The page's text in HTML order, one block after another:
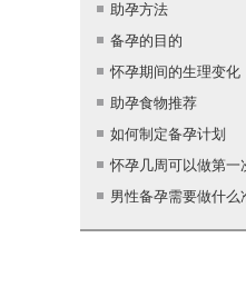
助孕方法
备孕的目的
怀孕期间的生理变化
助孕食物推荐
如何制定备孕计划
怀孕几周可以做第一
男性备孕需要做什么